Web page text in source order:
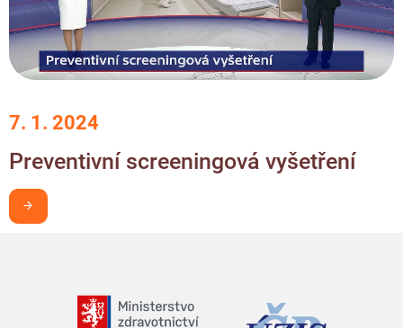
7. 1. 2024
Preventivní screeningová vyšetření